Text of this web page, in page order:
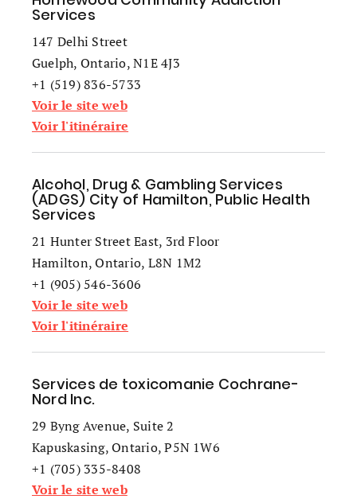
Services
147 Delhi Street
Guelph, Ontario, N1E 4J3
+1 (519) 836-5733
Voir le site web
Voir l'itinéraire
Alcohol, Drug & Gambling Services
(ADGS) City of Hamilton, Public Health
Services
21 Hunter Street East, 3rd Floor
Hamilton, Ontario, L8N 1M2
+1 (905) 546-3606
Voir le site web
Voir l'itinéraire
Services de toxicomanie Cochrane-
Nord Inc.
29 Byng Avenue, Suite 2
Kapuskasing, Ontario, P5N 1W6
+1 (705) 335-8408
Voir le site web